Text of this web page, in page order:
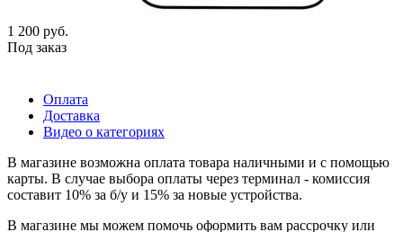
1 200 руб.
Под заказ
Оплата
Доставка
Видео о категориях
В магазине возможна оплата товара наличными и с помощью
карты. В случае выбора оплаты через терминал - комиссия
составит 10% за б/у и 15% за новые устройства.
В магазине мы можем помочь оформить вам рассрочку или